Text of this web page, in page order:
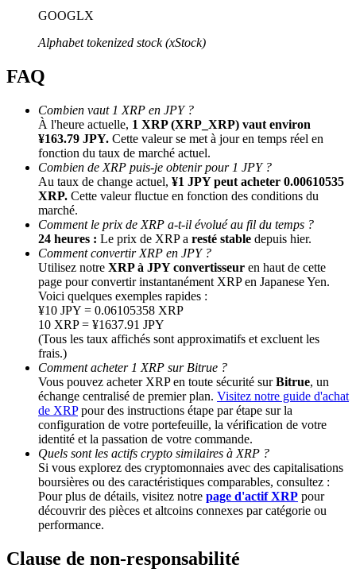
Affiliés Bitrue
Jusqu'à 65 % de commissions !
Parrainage
Invitez un ami pour recevoir des récompenses en espèces
BTC Welcome Rewards
BTC Welcome Rewards
GOOGLX
Alphabet tokenized stock (xStock)
FAQ
Combien vaut 1 XRP en JPY ?
À l'heure actuelle, 1 XRP (XRP_XRP) vaut environ
¥163.79 JPY. Cette valeur se met à jour en temps réel en
fonction du taux de marché actuel.
Combien de XRP puis-je obtenir pour 1 JPY ?
Au taux de change actuel, ¥1 JPY peut acheter 0.00610535
XRP. Cette valeur fluctue en fonction des conditions du
marché.
Comment le prix de XRP a-t-il évolué au fil du temps ?
24 heures : Le prix de XRP a resté stable depuis hier.
Comment convertir XRP en JPY ?
Utilisez notre XRP à JPY convertisseur en haut de cette
page pour convertir instantanément XRP en Japanese Yen.
Voici quelques exemples rapides :
¥10 JPY = 0.06105358 XRP
10 XRP = ¥1637.91 JPY
(Tous les taux affichés sont approximatifs et excluent les
frais.)
Comment acheter 1 XRP sur Bitrue ?
Vous pouvez acheter XRP en toute sécurité surBitrue, un
échange centralisé de premier plan. Visitez notre guide d'achat
de XRPpour des instructions étape par étape sur la
configuration de votre portefeuille, la vérification de votre
identité et la passation de votre commande.
Quels sont les actifs crypto similaires à XRP ?
Si vous explorez des cryptomonnaies avec des capitalisations
boursières ou des caractéristiques comparables, consultez :
Pour plus de détails, visitez notre page d'actif XRP pour
découvrir des pièces et altcoins connexes par catégorie ou
performance.
Clause de non-responsabilité